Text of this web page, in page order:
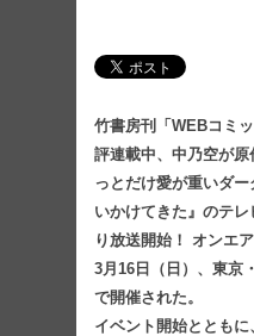
竹書房刊「WEBコミ
評連載中、中乃空が原
っとだけ愛が重いダ
いかけてきた』のテ
り放送開始！ オンエ
3月16日（日）、東京
で開催された。
イベント開始ととも